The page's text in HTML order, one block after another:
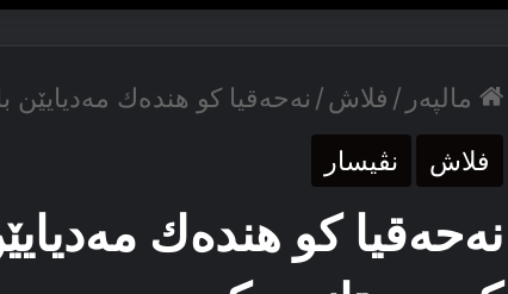
مالپەر / فلاش/ نەحەقیا كو هندەك
فلاش نڤیسار
نەحەقیا كو هندەك